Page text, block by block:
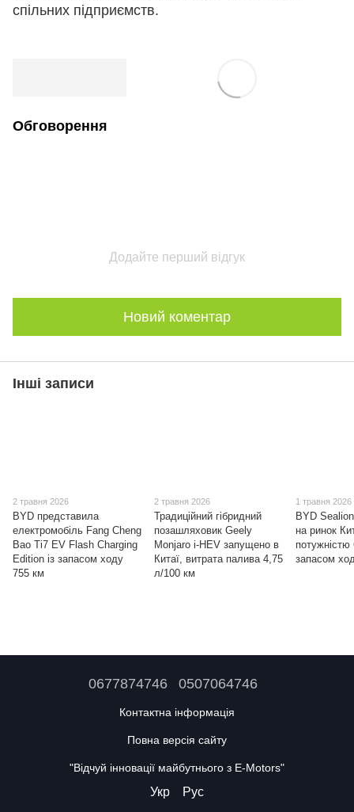
спільних підприємств.
Обговорення
Додайте перший відгук
Новий коментар
Інші записи
2 травня 2026
BYD представила
електромобіль Fang Cheng
Bao Ti7 EV Flash Charging
Edition із запасом ходу
755 км
2 травня 2026
Традиційний гібридний
позашляховик Geely
Monjaro i-HEV запущено в
Китаї, витрата палива 4,75
л/100 км
1 травня 2026
BYD
на ринок
запасом
0677874746 0507064746
Контактна інформація
Повна версія сайту
"Відчуй інновації майбутнього з E-Motors"
Укр Рус